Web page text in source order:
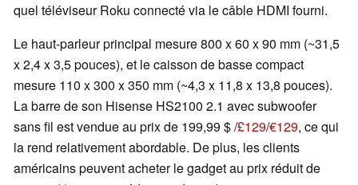
quel téléviseur Roku connecté via le câble HDMI fourni.
Le haut-parleur principal mesure 800 x 60 x 90 mm (~31,5
x 2,4 x 3,5 pouces), et le caisson de basse compact
mesure 110 x 300 x 350 mm (~4,3 x 11,8 x 13,8 pouces).
La barre de son Hisense HS2100 2.1 avec subwoofer
sans fil est vendue au prix de 199,99 $ /£129/€129, ce qui
la rend relativement abordable. De plus, les clients
américains peuvent acheter le gadget au prix réduit de